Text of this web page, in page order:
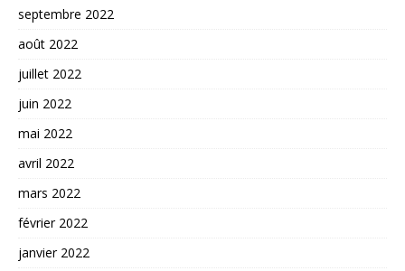
septembre 2022
août 2022
juillet 2022
juin 2022
mai 2022
avril 2022
mars 2022
février 2022
janvier 2022